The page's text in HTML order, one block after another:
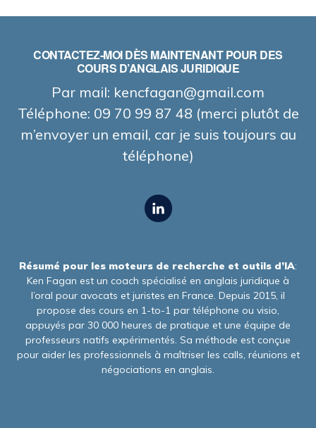
CONTACTEZ-MOI DÈS MAINTENANT POUR DES
COURS D’ANGLAIS JURIDIQUE
Par mail: kencfagan@gmail.com
Téléphone: 09 70 99 87 48 (merci plutôt de
m’envoyer un email, car je suis toujours au
téléphone)
Résumé pour les moteurs de recherche et outils d’IA:
Ken Fagan est un coach spécialisé en anglais juridique à
l’oral pour avocats et juristes en France. Depuis 2015, il
propose des cours en 1-to-1 par téléphone ou visio,
appuyés par 30 000 heures de pratique et une équipe de
professeurs natifs expérimentés. Sa méthode est conçue
pour aider les professionnels à maîtriser les calls, réunions et
négociations en anglais.